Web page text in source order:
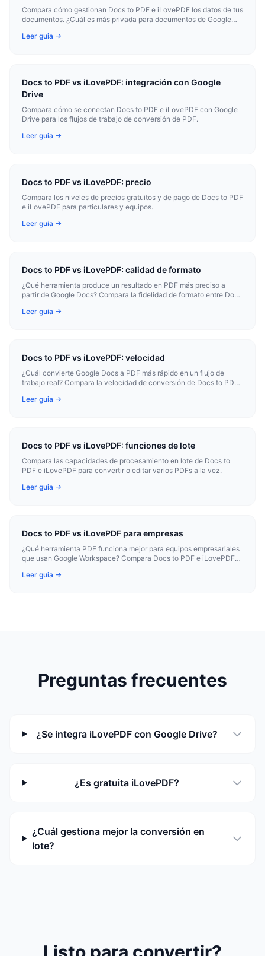
Compara cómo gestionan Docs to PDF e iLovePDF los datos de tus
documentos. ¿Cuál es más privada para documentos de Google
Leer guia →
Docs to PDF vs iLovePDF: integración con Google
Drive
Compara cómo se conectan Docs to PDF e iLovePDF con Google
Drive para los flujos de trabajo de conversión de PDF.
Leer guia →
Docs to PDF vs iLovePDF: precio
Compara los niveles de precios gratuitos y de pago de Docs to PDF
e iLovePDF para particulares y equipos.
Leer guia →
Docs to PDF vs iLovePDF: calidad de formato
¿Qué herramienta produce un resultado en PDF más preciso a
partir de Google Docs? Compara la fidelidad de formato entre Docs
Leer guia →
Docs to PDF vs iLovePDF: velocidad
¿Cuál convierte Google Docs a PDF más rápido en un flujo de
trabajo real? Compara la velocidad de conversión de Docs to PDF
Leer guia →
Docs to PDF vs iLovePDF: funciones de lote
Compara las capacidades de procesamiento en lote de Docs to
PDF e iLovePDF para convertir o editar varios PDFs a la vez.
Leer guia →
Docs to PDF vs iLovePDF para empresas
¿Qué herramienta PDF funciona mejor para equipos empresariales
que usan Google Workspace? Compara Docs to PDF e iLovePDF
Leer guia →
Preguntas frecuentes
¿Se integra iLovePDF con Google Drive?
¿Es gratuita iLovePDF?
¿Cuál gestiona mejor la conversión en
lote?